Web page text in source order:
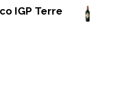
IGP Terre